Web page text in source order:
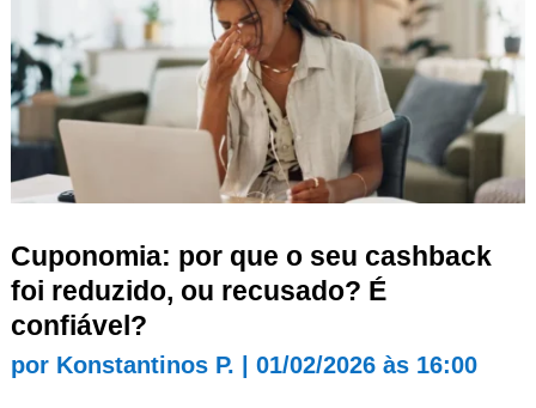
Cuponomia: por que o seu cashback
foi reduzido, ou recusado? É
confiável?
por Konstantinos P. 01/02/2026 às 16:00